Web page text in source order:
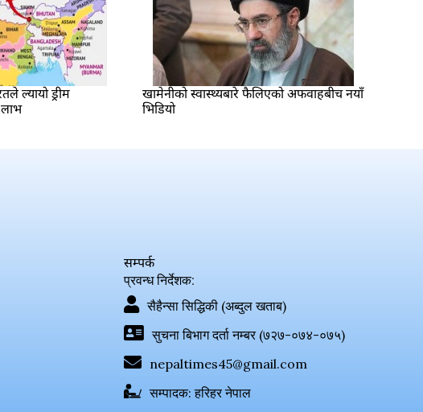
ल्यायो ड्रीम
खामेनीको स्वास्थ्यबारे फैलिएको अफवाहबीच नयाँ
भिडियो
सम्पर्क
प्रवन्ध निर्देशक:
सैहैन्सा सिद्धिकी (अब्दुल खताब)
सुचना बिभाग दर्ता नम्बर (७२७-०७४-०७५)
nepaltimes45@gmail.com
सम्पादक: हरिहर नेपाल